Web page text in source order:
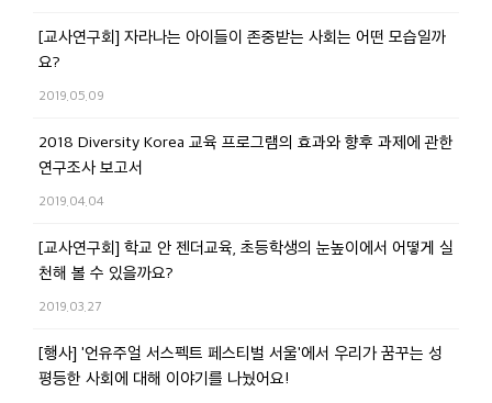
[교사연구회] 자라나는 아이들이 존중받는 사회는 어떤 모습일까
요?
2019.05.09
2018 Diversity Korea 교육 프로그램의 효과와 향후 과제에 관한
연구조사 보고서
2019.04.04
[교사연구회] 학교 안 젠더교육, 초등학생의 눈높이에서 어떻게 실
천해 볼 수 있을까요?
2019.03.27
[행사] '언유주얼 서스펙트 페스티벌 서울'에서 우리가 꿈꾸는 성
평등한 사회에 대해 이야기를 나눴어요!